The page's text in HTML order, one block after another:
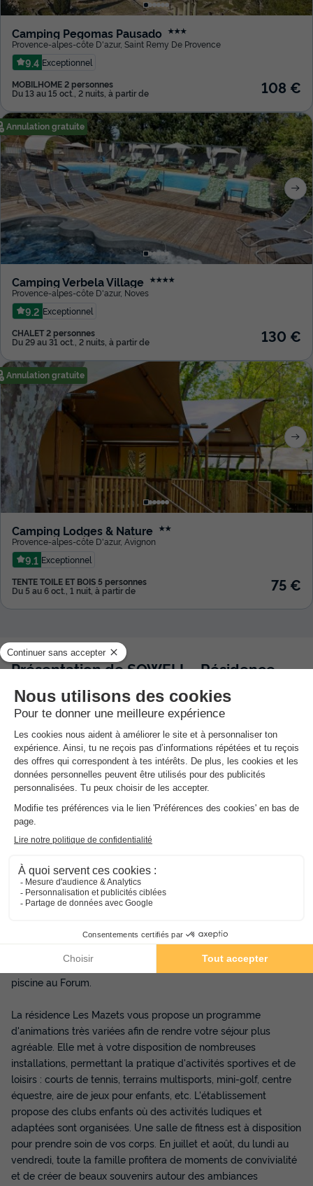
Camping Pegomas Pausado ★★★
Provence-alpes-côte D'azur, Saint Remy De Provence
9.4 Exceptionnel
MOBILHOME 2 personnes
Du 13 au 15 oct., 2 nuits, à partir de 108 €
Annulation gratuite
Camping Verbela Village ★★★★
Provence-alpes-côte D'azur, Noves
9.2 Exceptionnel
CHALET 2 personnes
Du 29 au 31 oct., 2 nuits, à partir de 130 €
Annulation gratuite
Camping Lodges & Nature ★★
Provence-alpes-côte D'azur, Avignon
9.1 Exceptionnel
TENTE TOILE ET BOIS 5 personnes
Du 5 au 6 oct., 1 nuit, à partir de 75 €
Présentation de SOWELL - Résidence
Les Mazets
Description, Accès, Points d’intérêts, Aux alentours
LesPlusde l'établissement
À quelques minutes d'Arles et du Parc Naturel de
Camargue
Des services proposés pour le confort de tout âge
La résidence Les Mazets se trouve à Arles, en Camargue, au
delta du Rhône. C'est le lieu propice aux bonnes vacances
extérieure chauffée avec pataugeoire ainsi qu'un espace
piscine au Forum.
La résidence Les Mazets vous propose un programme
d'animations très variées afin de rendre votre séjour plus
agréable. Elle met à votre disposition de nombreuses
installations, permettant la pratique d'activités sportives et de
loisirs : courts de tennis, terrains multisports, mini-golf, centre
équestre, aire de jeux pour enfants, etc. L'établissement
propose des clubs enfants où des activités ludiques et
adaptées sont organisées. Une salle de fitness est à disposition
pour prendre soin de vos corps. En juillet et août, du lundi au
vendredi, toute la famille profitera de moments de convivialité
et de créer de beaux souvenirs autour des ambiances